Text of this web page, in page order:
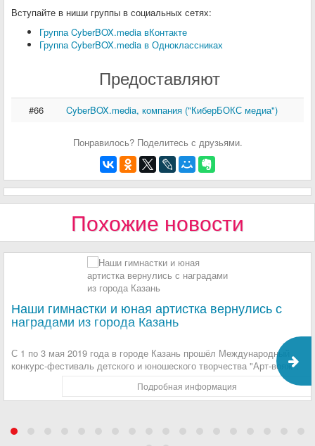
Вступайте в ниши группы в социальных сетях:
Группа CyberBOX.media вКонтакте
Группа CyberBOX.media в Одноклассниках
Предоставляют
#66 CyberBOX.media, компания ("КиберБОКС медиа")
Понравилось? Поделитесь с друзьями.
Похожие новости
Наши гимнастки и юная артистка вернулись с
наградами из города Казань
С 1 по 3 мая 2019 года в городе Казань прошёл Международный
конкурс-фестиваль детского и юношеского творчества "Арт-вояж".
Подробная информация